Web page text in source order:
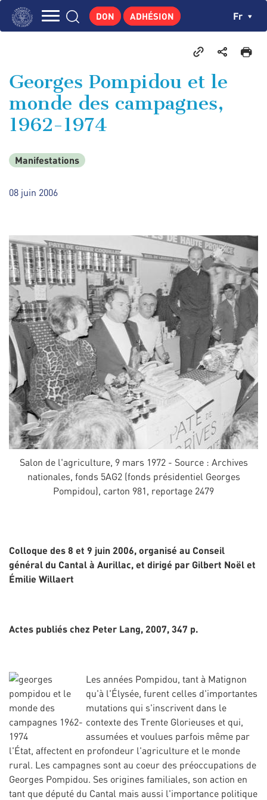
Aller
CENTRE DE RECHERCHES
PUBLICATIONS
ACTUALITÉS
DON ADHÉSION Fr
Georges Pompidou et le
monde des campagnes,
1962-1974
Manifestations
08 juin 2006
Salon de l'agriculture, 9 mars 1972 - Source : Archives
nationales, fonds 5AG2 (fonds présidentiel Georges
Pompidou), carton 981, reportage 2479
Colloque des 8 et 9 juin 2006, organisé au Conseil
général du Cantal à Aurillac, et dirigé par Gilbert Noël et
Émilie Willaert
Actes publiés chez Peter Lang, 2007, 347 p.
Les années Pompidou, tant à Matignon
qu'à l'Élysée, furent celles d'importantes
mutations qui s'inscrivent dans le
contexte des Trente Glorieuses et qui,
assumées et voulues parfois même par
l'État, affectent en profondeur l'agriculture et le monde
rural. Les campagnes sont au coeur des préoccupations de
Georges Pompidou. Ses origines familiales, son action en
tant que député du Cantal mais aussi l'importance politique
Panneau de gestion des cookies